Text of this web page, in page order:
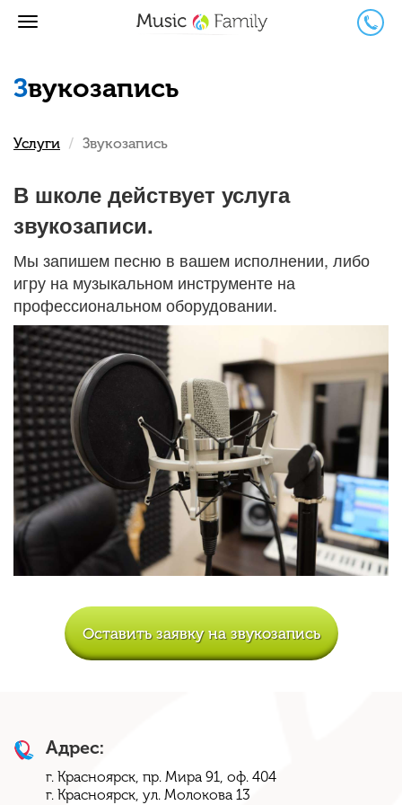
Звукозапись
Услуги Звукозапись
В школе действует услуга
звукозаписи.
Мы запишем песню в вашем исполнении, либо
игру на музыкальном инструменте на
профессиональном оборудовании.
Оставить заявку на звукозапись
Адрес:
г. Красноярск, пр. Мира 91, оф. 404
г. Красноярск, ул. Молокова 13